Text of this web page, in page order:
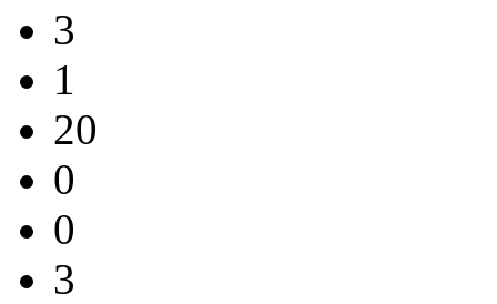
3
1
20
0
0
3